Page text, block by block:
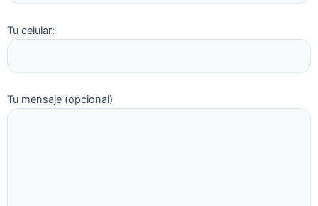
Tu celular:
Tu mensaje (opcional)